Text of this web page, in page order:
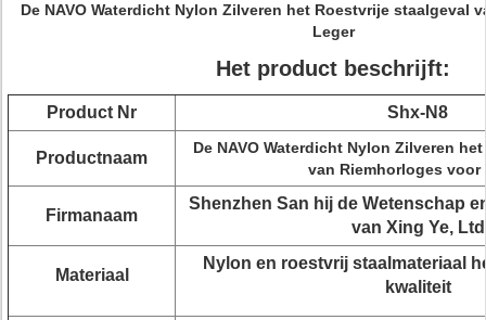
De NAVO Waterdicht Nylon Zilveren het Roestvrije staalgeval
Leger
Het product beschrijft:
Product Nr Shx-N8
Productnaam
De NAVO Waterdicht Nylon Zilveren
van Riemhorloges voor
Firmanaam
Shenzhen San hij de Wetenschap
van Xing Ye, Ltd
Materiaal
Nylon en roestvrij staalmateriaal
kwaliteit